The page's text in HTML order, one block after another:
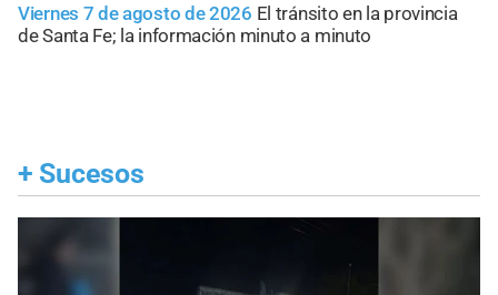
Viernes 7 de agosto de 2026 El tránsito en la provincia
de Santa Fe; la información minuto a minuto
+ Sucesos